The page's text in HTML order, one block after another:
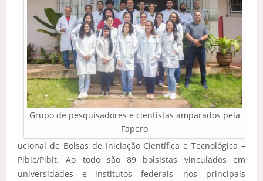
Grupo de pesquisadores e cientistas amparados pela
Fapero
ucional de Bolsas de Iniciação Científica e Tecnológica –
Pibic/Pibit. Ao todo são 89 bolsistas vinculados em
universidades e institutos federais, nos principais